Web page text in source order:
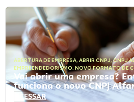
ABERTURA DE EMPRESA, ABRIR CNPJ,CNPJ
EMPREENDEDORISMO, NOVO FORMATO DE
Vai abrir uma empresa?
funciona o novo CNPJ
ACESSAR